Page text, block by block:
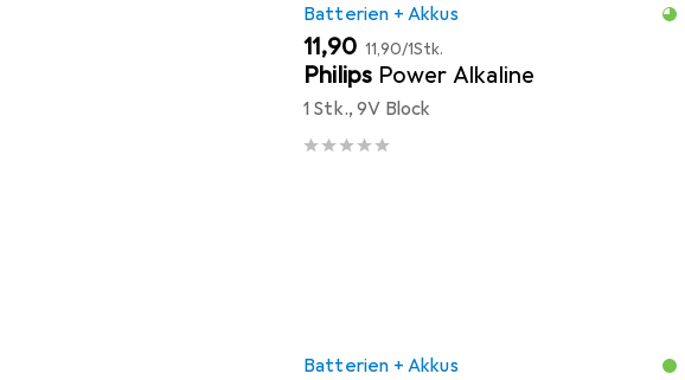
Batterien + Akkus
EUR
11,90 EUR
11,90/1Stk.
Philips Power Alkaline
1 Stk., 9V Block
Batterien + Akkus